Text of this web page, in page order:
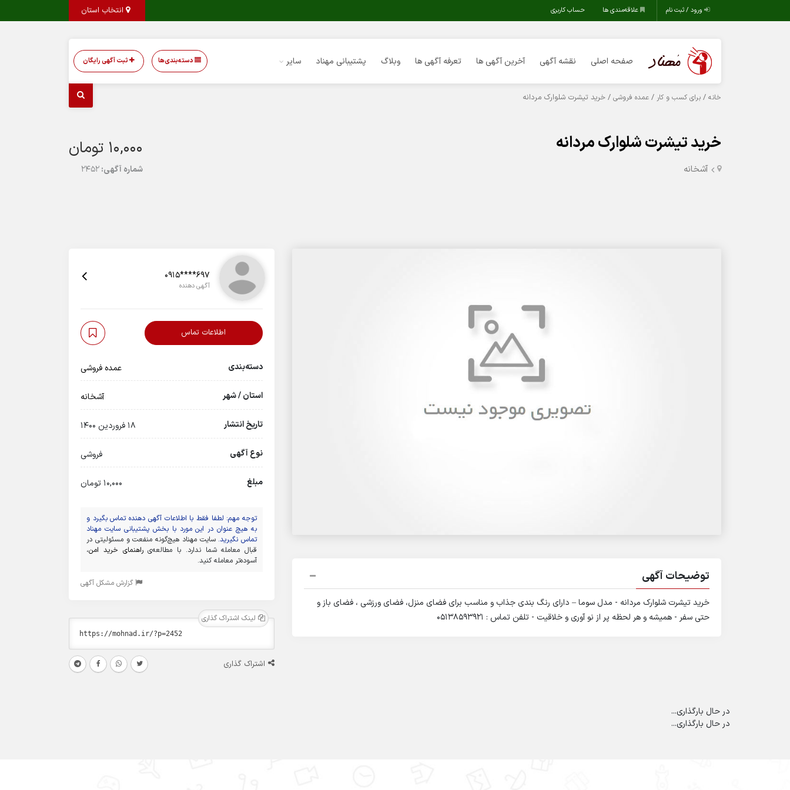
ورود / ثبت نام علاقه‌مندی ها حساب کاربری
صفحه اصلی نقشه آگهی آخرین آگهی ها تعرفه آگهی ها وبلاگ پشتیبانی مهناد سایر دسته‌بندی‌ها ثبت آگهی رایگان
خانه / برای کسب و کار / عمده فروشی / خرید تیشرت شلوارک مردانه
خرید تیشرت شلوارک مردانه
آشخانه
10,000 تومان
شماره آگهی:2452
توضیحات آگهی
خرید تیشرت شلوارک مردانه - مدل سوما – دارای رنگ بندی جذاب و مناسب برای فضای منزل، فضای ورزشی ، فضای باز و
حتی سفر - همیشه و هر لحظه پر از نو آوری و خلاقیت - تلفن تماس : 05138593921
0915****697
آگهی دهنده
اطلاعات تماس
دسته‌بندی عمده فروشی
استان / شهر آشخانه
تاریخ انتشار 18 فروردین 1400
نوع آگهی فروشی
مبلغ 10,000 تومان
توجه مهم: لطفا فقط با اطلاعات آگهی دهنده تماس بگیرد و
به هیچ عنوان در این مورد با بخش پشتیبانی سایت مهناد
تماس نگیرید. سایت مهناد هیچ‌گونه منفعت و مسئولیتی در
قبال معامله شما ندارد. با مطالعه‌یراهنمای خرید امن،
آسوده‌تر معامله کنید.
گزارش مشکل آگهی
لینک اشتراک گذاری
اشتراک گذاری
در حال بارگذاری...
در حال بارگذاری...